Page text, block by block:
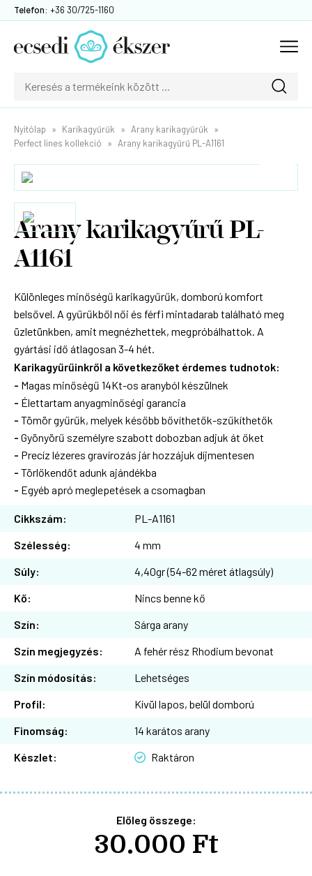
Telefon: +36 30/725-1160
Nyitólap Karikagyűrűk
Arany karikagyűrűk
Perfect lines kollekció
Arany karikagyűrű PL-A1161
Arany karikagyűrű PL-
A1161
Különleges minőségű karikagyűrűk, domború komfort
belsővel. A gyűrűkből női és férfi mintadarab található meg
üzletünkben, amit megnézhettek, megpróbálhattok. A
gyártási idő átlagosan 3-4 hét.
Karikagyűrűinkről a következőket érdemes tudnotok:
- Magas minőségű 14Kt-os aranyból készülnek
- Élettartam anyagminőségi garancia
- Tömör gyűrűk, melyek később bővíthetők-szűkíthetők
- Gyönyörű személyre szabott dobozban adjuk át őket
- Precíz lézeres gravírozás jár hozzájuk díjmentesen
- Törlőkendőt adunk ajándékba
- Egyéb apró meglepetések a csomagban
Cikkszám:
PL-A1161
Szélesség:
4 mm
Súly:
4,40gr (54-62 méret átlagsúly)
Kő:
Nincs benne kő
Szín:
Sárga arany
Szín megjegyzés:
A fehér rész Rhodium bevonat
Szín módosítás:
Lehetséges
Profil:
Kívül lapos, belül domború
Finomság:
14 karátos arany
Készlet:
Raktáron
Előleg összege:
30.000 Ft